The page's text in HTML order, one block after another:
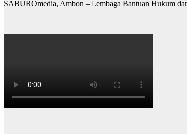
SABUROmedia, Ambon – Lembaga Bantuan Hukum